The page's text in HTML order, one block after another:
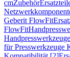
cmZubehör
Geberit FlowFit
FlowFit
Handpresswerkzeuge
für Presswerkzeuge